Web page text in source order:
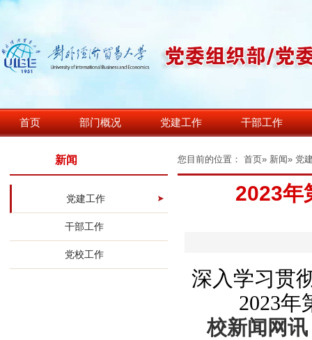
首页 部门概况 党建工作 干部工作
新闻
党建工作
干部工作
党校工作
您目前的位置： 首页» 新闻» 党
2023年
深入学习贯
2023年
校新闻网